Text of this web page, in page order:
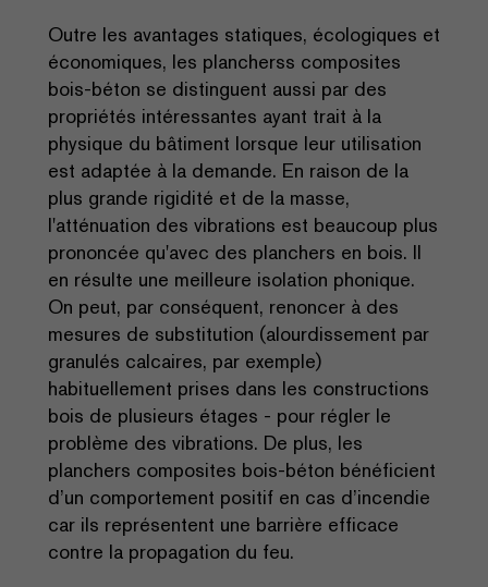
Outre les avantages statiques, écologiques et
économiques, les plancherss composites
bois-béton se distinguent aussi par des
propriétés intéressantes ayant trait à la
physique du bâtiment lorsque leur utilisation
est adaptée à la demande. En raison de la
plus grande rigidité et de la masse,
l'atténuation des vibrations est beaucoup plus
prononcée qu'avec des planchers en bois. Il
en résulte une meilleure isolation phonique.
On peut, par conséquent, renoncer à des
mesures de substitution (alourdissement par
granulés calcaires, par exemple)
habituellement prises dans les constructions
bois de plusieurs étages - pour régler le
problème des vibrations. De plus, les
planchers composites bois-béton bénéficient
d’un comportement positif en cas d’incendie
car ils représentent une barrière efficace
contre la propagation du feu.